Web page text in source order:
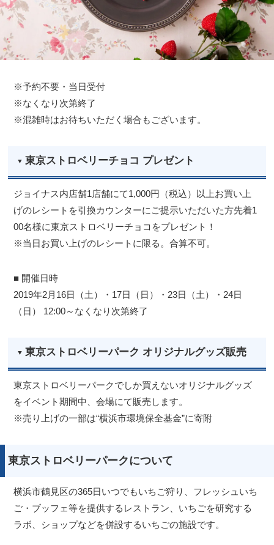
※予約不要・当日受付
※なくなり次第終了
※混雑時はお待ちいただく場合もございます。
東京ストロベリーチョコ プレゼント
ジョイナス内店舗1店舗にて1,000円（税込）以上お買い上
げのレシートを引換カウンターにご提示いただいた方先着1
00名様に東京ストロベリーチョコをプレゼント！
※当日お買い上げのレシートに限る。合算不可。
■ 開催日時
2019年2月16日（土）・17日（日）・23日（土）・24日
（日） 12:00～なくなり次第終了
東京ストロベリーパーク オリジナルグッズ販売
東京ストロベリーパークでしか買えないオリジナルグッズ
をイベント期間中、会場にて販売します。
※売り上げの一部は“横浜市環境保全基金”に寄附
東京ストロベリーパークについて
横浜市鶴見区の365日いつでもいちご狩り、フレッシュいち
ご・ブッフェ等を提供するレストラン、いちごを研究する
ラボ、ショップなどを併設するいちごの施設です。